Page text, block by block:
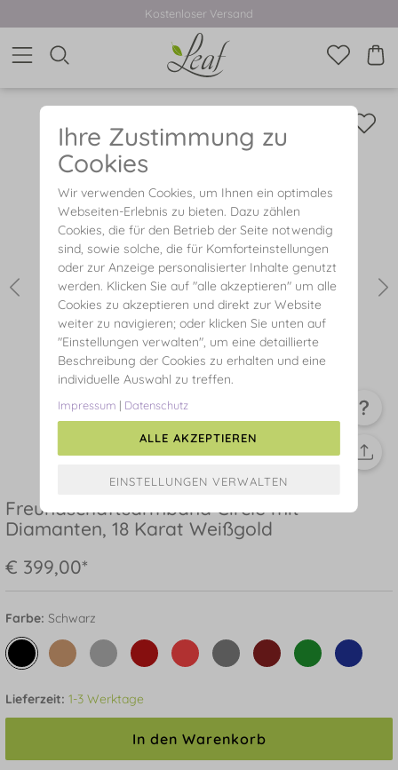
Kostenloser Versand
Freundschaftsarmband Circle mit
Diamanten, 18 Karat Weißgold
€ 399,00*
Farbe: Schwarz
Lieferzeit: 1-3 Werktage
In den Warenkorb
Ihre Zustimmung zu
Cookies
Wir verwenden Cookies, um Ihnen ein optimales
Webseiten-Erlebnis zu bieten. Dazu zählen
Cookies, die für den Betrieb der Seite notwendig
sind, sowie solche, die für Komforteinstellungen
oder zur Anzeige personalisierter Inhalte genutzt
werden. Klicken Sie auf "alle akzeptieren" um alle
Cookies zu akzeptieren und direkt zur Website
weiter zu navigieren; oder klicken Sie unten auf
"Einstellungen verwalten", um eine detaillierte
Beschreibung der Cookies zu erhalten und eine
individuelle Auswahl zu treffen.
Impressum | Datenschutz
ALLE AKZEPTIEREN